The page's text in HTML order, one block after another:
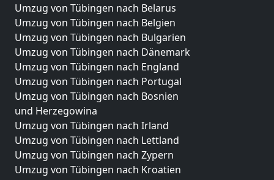
Umzug von Tübingen nach Belarus
Umzug von Tübingen nach Belgien
Umzug von Tübingen nach Bulgarien
Umzug von Tübingen nach Dänemark
Umzug von Tübingen nach England
Umzug von Tübingen nach Portugal
Umzug von Tübingen nach Bosnien
und Herzegowina
Umzug von Tübingen nach Irland
Umzug von Tübingen nach Lettland
Umzug von Tübingen nach Zypern
Umzug von Tübingen nach Kroatien